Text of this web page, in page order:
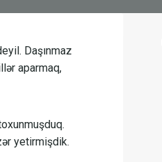
Daşınmaz
aparmaq,
yetirmişdik.